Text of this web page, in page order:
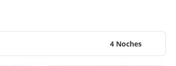
4 Noches